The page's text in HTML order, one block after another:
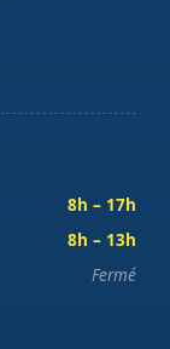
8h – 17h
8h – 13h
Fermé